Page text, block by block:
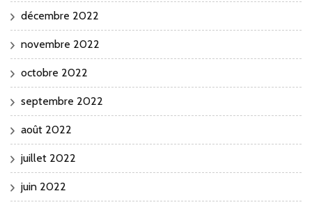
décembre 2022
novembre 2022
octobre 2022
septembre 2022
août 2022
juillet 2022
juin 2022